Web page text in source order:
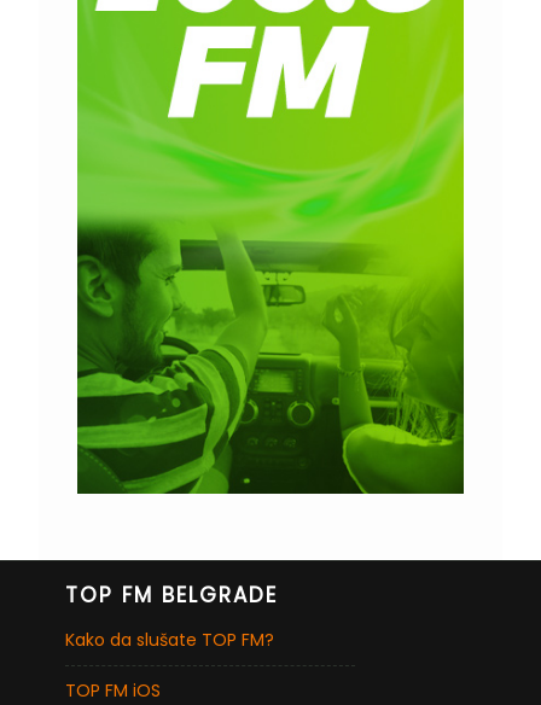
TOP FM BELGRADE
Kako da slušate TOP FM?
TOP FM iOS